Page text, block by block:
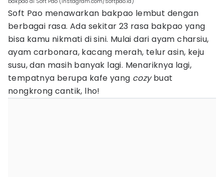
Soft Pao menawarkan bakpao lembut dengan
berbagai rasa. Ada sekitar 23 rasa bakpao yang
bisa kamu nikmati di sini. Mulai dari ayam charsiu,
ayam carbonara, kacang merah, telur asin, keju
susu, dan masih banyak lagi. Menariknya lagi,
tempatnya berupa kafe yang cozybuat
nongkrong cantik, lho!